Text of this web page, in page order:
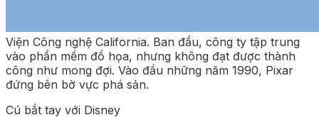
Viện Công nghệ California. Ban đầu, công ty tập trung
vào phần mềm đồ họa, nhưng không đạt được thành
công như mong đợi. Vào đầu những năm 1990, Pixar
đứng bên bờ vực phá sản.
Cú bắt tay với Disney